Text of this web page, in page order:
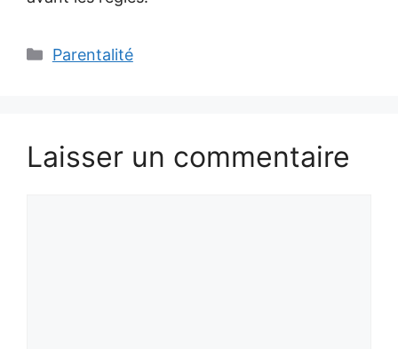
Catégories
Parentalité
Laisser un commentaire